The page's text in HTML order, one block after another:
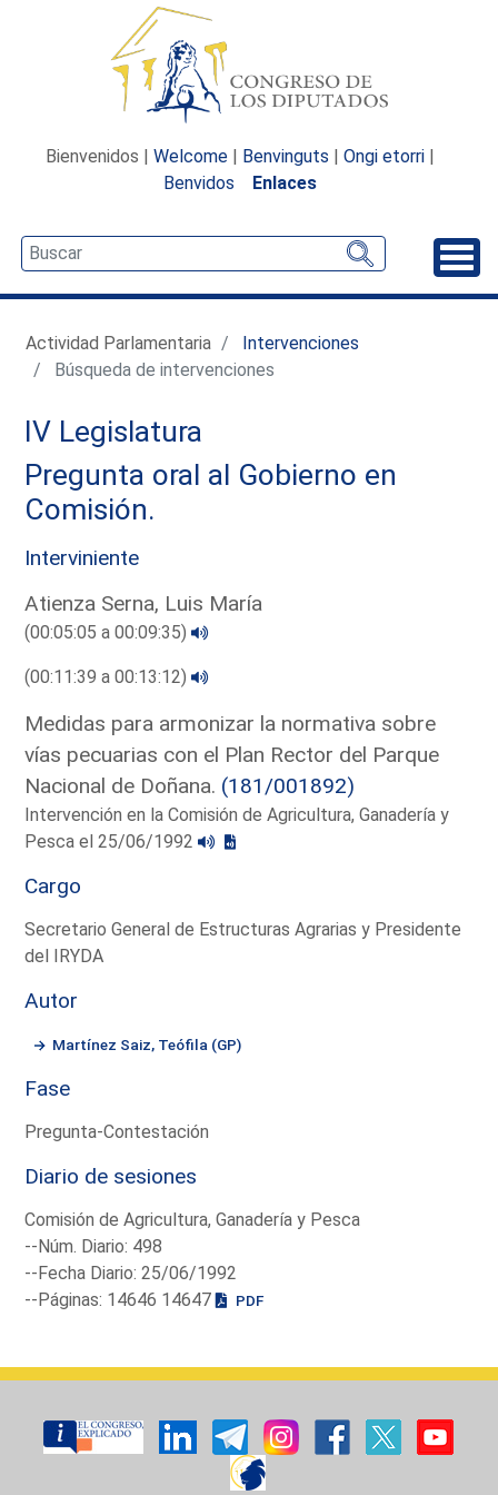
Bienvenidos | Welcome | Benvinguts | Ongi etorri |
Benvidos
Enlaces
Actividad Parlamentaria
Intervenciones
Búsqueda de intervenciones
IV Legislatura
Pregunta oral al Gobierno en
Comisión.
Interviniente
Atienza Serna, Luis María
(00:05:05 a 00:09:35)
(00:11:39 a 00:13:12)
Medidas para armonizar la normativa sobre
vías pecuarias con el Plan Rector del Parque
Nacional de Doñana. (181/001892)
Intervención en la Comisión de Agricultura, Ganadería y
Pesca el 25/06/1992
Cargo
Secretario General de Estructuras Agrarias y Presidente
del IRYDA
Autor
Martínez Saiz, Teófila (GP)
Fase
Pregunta-Contestación
Diario de sesiones
Comisión de Agricultura, Ganadería y Pesca
--Núm. Diario: 498
--Fecha Diario: 25/06/1992
--Páginas: 14646 14647
PDF